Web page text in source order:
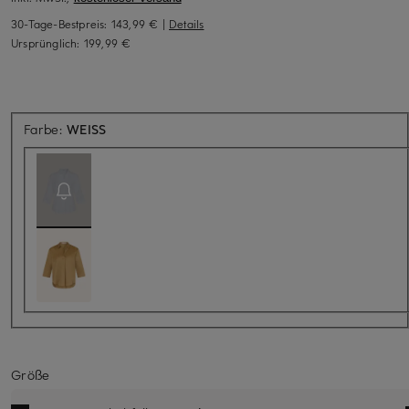
30-Tage-Bestpreis: 143,99 € | Details
Ursprünglich: 199,99 €
Farbe:WEISSAktuell nicht verfügbar
Größe